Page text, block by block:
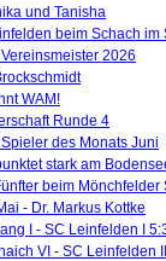
und Tanisha
beim Schach
2026
WAM!
Runde 4
des Monats Juni
stark am
beim
- Dr. Markus Kottke
I - SC Leinfelden I
VI - SC Leinfelden